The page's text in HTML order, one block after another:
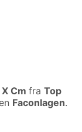
Cm fra Top
Faconlagen.